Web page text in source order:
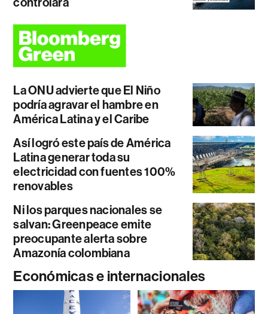
La ONU advierte que El Niño
podría agravar el hambre en
América Latina y el Caribe
Así logró este país de América
Latina generar toda su
electricidad con fuentes 100%
renovables
Ni los parques nacionales se
salvan: Greenpeace emite
preocupante alerta sobre
Amazonía colombiana
Económicas e internacionales